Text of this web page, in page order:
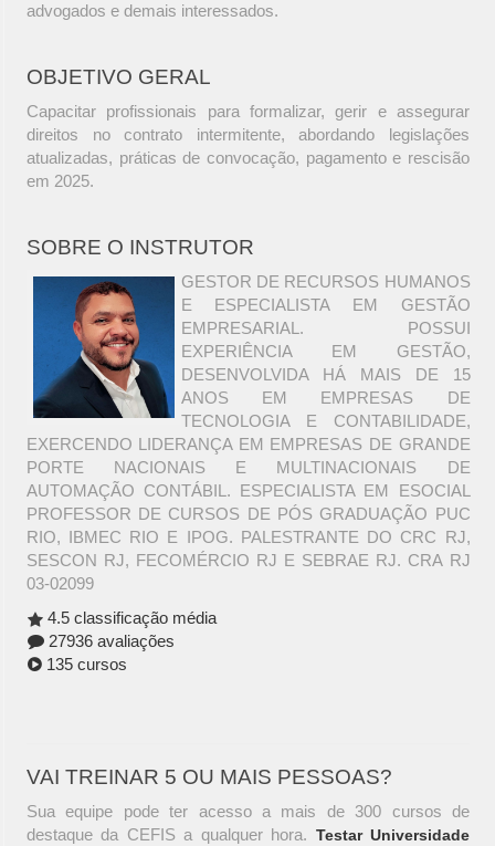
advogados e demais interessados.
OBJETIVO GERAL
Capacitar profissionais para formalizar, gerir e assegurar
direitos no contrato intermitente, abordando legislações
atualizadas, práticas de convocação, pagamento e rescisão
em 2025.
SOBRE O INSTRUTOR
GESTOR DE RECURSOS HUMANOS
E ESPECIALISTA EM GESTÃO
EMPRESARIAL. POSSUI
EXPERIÊNCIA EM GESTÃO,
DESENVOLVIDA HÁ MAIS DE 15
ANOS EM EMPRESAS DE
TECNOLOGIA E CONTABILIDADE,
EXERCENDO LIDERANÇA EM EMPRESAS DE GRANDE
PORTE NACIONAIS E MULTINACIONAIS DE
AUTOMAÇÃO CONTÁBIL. ESPECIALISTA EM ESOCIAL
PROFESSOR DE CURSOS DE PÓS GRADUAÇÃO PUC
RIO, IBMEC RIO E IPOG. PALESTRANTE DO CRC RJ,
SESCON RJ, FECOMÉRCIO RJ E SEBRAE RJ. CRA RJ
03-02099
4.5 classificação média
27936 avaliações
135 cursos
VAI TREINAR 5 OU MAIS PESSOAS?
Sua equipe pode ter acesso a mais de 300 cursos de
destaque da CEFIS a qualquer hora. Testar Universidade